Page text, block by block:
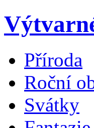
Příroda
Roční
Svátky